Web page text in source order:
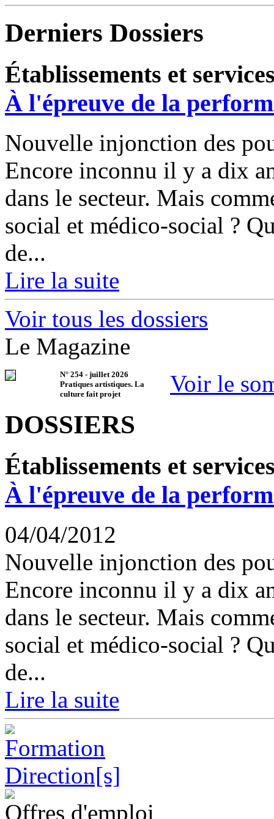
Derniers Dossiers
Établissements et
À l'épreuve de la
Nouvelle injonction des
Encore inconnu il y a dix
dans le secteur. Mais
social et médico-social ?
de...
Lire la suite
Voir tous les dossiers
Le Magazine
N° 254 - juillet 2026
Pratiques artistiques. La
culture fait projet
Voir le
DOSSIERS
Établissements et
À l'épreuve de la
04/04/2012
Nouvelle injonction des
Encore inconnu il y a dix
dans le secteur. Mais
social et médico-social ?
de...
Lire la suite
Offres d'emploi